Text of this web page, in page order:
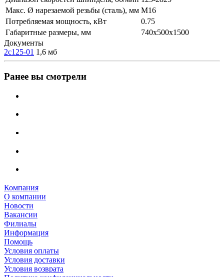
Макс. Ø нарезаемой резьбы (сталь), мм М16
Потребляемая мощность, кВт
0.75
Габаритные размеры, мм
740х500х1500
Документы
2с125-01 1,6 мб
Ранее вы смотрели
Компания
О компании
Новости
Вакансии
Филиалы
Информация
Помощь
Условия оплаты
Условия доставки
Условия возврата